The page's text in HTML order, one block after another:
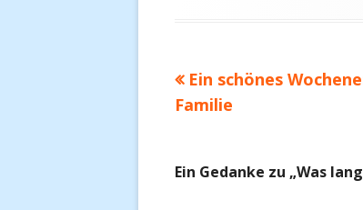
Vorheriger
Beitrag:
Ein schönes
Familie
Ein Gedanke zu „Was